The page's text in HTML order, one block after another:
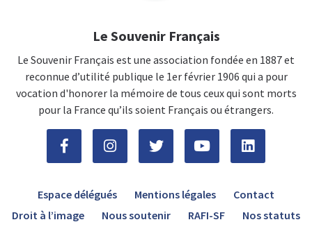
Le Souvenir Français
Le Souvenir Français est une association fondée en 1887 et
reconnue d’utilité publique le 1er février 1906 qui a pour
vocation d'honorer la mémoire de tous ceux qui sont morts
pour la France qu’ils soient Français ou étrangers.
Espace délégués Mentions légales
Contact
Droit à l’image
Nous soutenir RAFI-SF Nos statuts